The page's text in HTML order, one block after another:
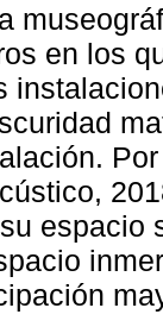
en los
espacio